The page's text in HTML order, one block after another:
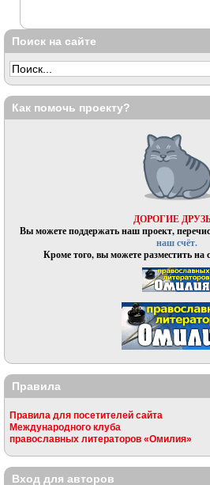
Поиск на сайте
Как помочь проекту?
ДОРОГИЕ
Вы можете поддержать наш проект,
наш счёт.
Кроме того, вы можете разместить на
Правила
Правила для посетителей сайта
Международного клуба
православных литераторов «Омилия»
Вход для авторов